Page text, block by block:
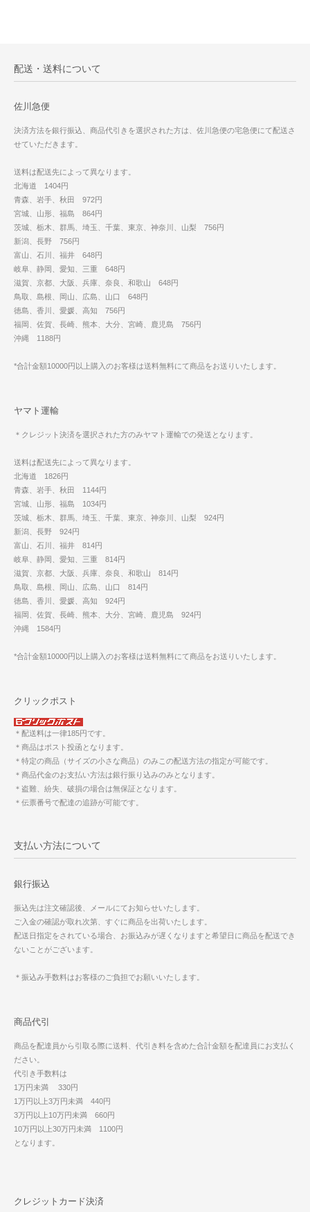
配送・送料について
佐川急便
決済方法を銀行振込、商品代引きを選択された方は、佐川急便の宅急便にて配送さ
せていただきます。
送料は配送先によって異なります。
北海道 1404円
青森、岩手、秋田 972円
宮城、山形、福島 864円
茨城、栃木、群馬、埼玉、千葉、東京、神奈川、山梨 756円
新潟、長野 756円
富山、石川、福井 648円
岐阜、静岡、愛知、三重 648円
滋賀、京都、大阪、兵庫、奈良、和歌山 648円
鳥取、島根、岡山、広島、山口 648円
徳島、香川、愛媛、高知 756円
福岡、佐賀、長崎、熊本、大分、宮崎、鹿児島 756円
沖縄 1188円
*合計金額10000円以上購入のお客様は送料無料にて商品をお送りいたします。
ヤマト運輸
＊クレジット決済を選択された方のみヤマト運輸での発送となります。
送料は配送先によって異なります。
北海道 1826円
青森、岩手、秋田 1144円
宮城、山形、福島 1034円
茨城、栃木、群馬、埼玉、千葉、東京、神奈川、山梨 924円
新潟、長野 924円
富山、石川、福井 814円
岐阜、静岡、愛知、三重 814円
滋賀、京都、大阪、兵庫、奈良、和歌山 814円
鳥取、島根、岡山、広島、山口 814円
徳島、香川、愛媛、高知 924円
福岡、佐賀、長崎、熊本、大分、宮崎、鹿児島 924円
沖縄 1584円
*合計金額10000円以上購入のお客様は送料無料にて商品をお送りいたします。
クリックポスト
＊配送料は一律185円です。
＊商品はポスト投函となります。
＊特定の商品（サイズの小さな商品）のみこの配送方法の指定が可能です。
＊商品代金のお支払い方法は銀行振り込みのみとなります。
＊盗難、紛失、破損の場合は無保証となります。
＊伝票番号で配達の追跡が可能です。
支払い方法について
銀行振込
振込先は注文確認後、メールにてお知らせいたします。
ご入金の確認が取れ次第、すぐに商品を出荷いたします。
配送日指定をされている場合、お振込みが遅くなりますと希望日に商品を配送でき
ないことがございます。
＊振込み手数料はお客様のご負担でお願いいたします。
商品代引
商品を配達員から引取る際に送料、代引き料を含めた合計金額を配達員にお支払く
ださい。
代引き手数料は
1万円未満 330円
1万円以上3万円未満 440円
3万円以上10万円未満 660円
10万円以上30万円未満 1100円
となります。
クレジットカード決済